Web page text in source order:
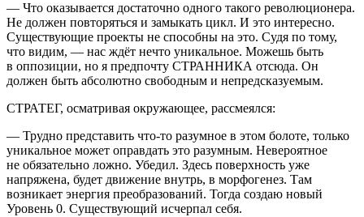
— Что оказывается достаточно одного такого революционера.
Не должен повторяться и замыкать цикл. И это интересно.
Существующие проекты не способны на это. Судя по тому,
что видим, — нас ждёт нечто уникальное. Можешь быть
в оппозиции, но я предпочту СТРАННИКА отсюда. Он
должен быть абсолютно свободным и непредсказуемым.
СТРАТЕГ, осматривая окружающее, рассмеялся:
— Трудно представить что-то разумное в этом болоте, только
уникальное может оправдать это разумным. Невероятное
не обязательно ложно. Убедил. Здесь поверхность уже
напряжена, будет движение внутрь, в морфогенез. Там
возникает энергия преобразований. Тогда создаю новый
Уровень 0. Существующий исчерпал себя.